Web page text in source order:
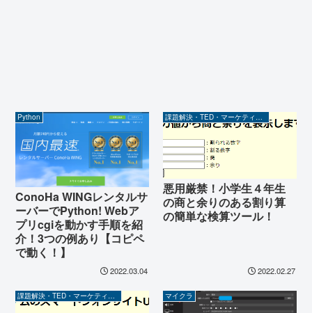
Python
ConoHa WINGレンタルサ
ーバーでPython! Webア
プリcgiを動かす手順を紹
介！3つの例あり【コピペ
で動く！】
2022.03.04
課題解決・TED・マーケティング関係
悪用厳禁！小学生４年生
の商と余りのある割り算
の簡単な検算ツール！
2022.02.27
マイクラ